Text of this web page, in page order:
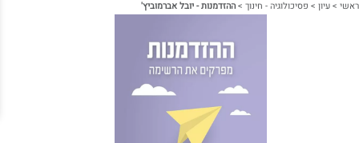
ראשי >עיון > פסיכולוגיה - חינוך >ההזדמנות - יובל אברמוביץ'